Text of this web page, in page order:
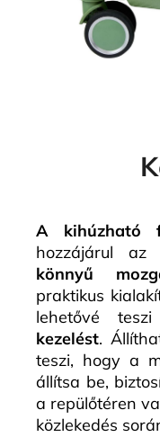
A kihúzható
hozzájárul az
könnyű
praktikus
lehetővé
kezelést.
teszi, hogy a
állítsa be,
a repülőtéren
közlekedés